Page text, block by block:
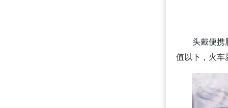
头戴便携
值以下，火车